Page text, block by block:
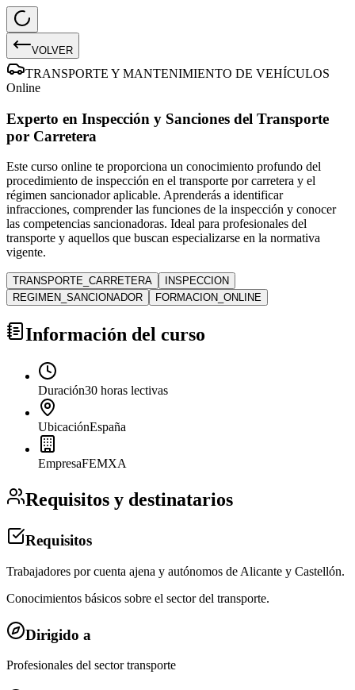
VOLVER
TRANSPORTE Y MANTENIMIENTO DE VEHÍCULOS
Online
Experto en Inspección y Sanciones del Transporte
por Carretera
Este curso online te proporciona un conocimiento profundo del
procedimiento de inspección en el transporte por carretera y el
régimen sancionador aplicable. Aprenderás a identificar
infracciones, comprender las funciones de la inspección y conocer
las competencias sancionadoras. Ideal para profesionales del
transporte y aquellos que buscan especializarse en la normativa
vigente.
TRANSPORTE_CARRETERA
INSPECCION
REGIMEN_SANCIONADOR
FORMACION_ONLINE
Información del curso
Duración30 horas lectivas
UbicaciónEspaña
EmpresaFEMXA
Requisitos y destinatarios
Requisitos
Trabajadores por cuenta ajena y autónomos de Alicante y Castellón.
Conocimientos básicos sobre el sector del transporte.
Dirigido a
Profesionales del sector transporte